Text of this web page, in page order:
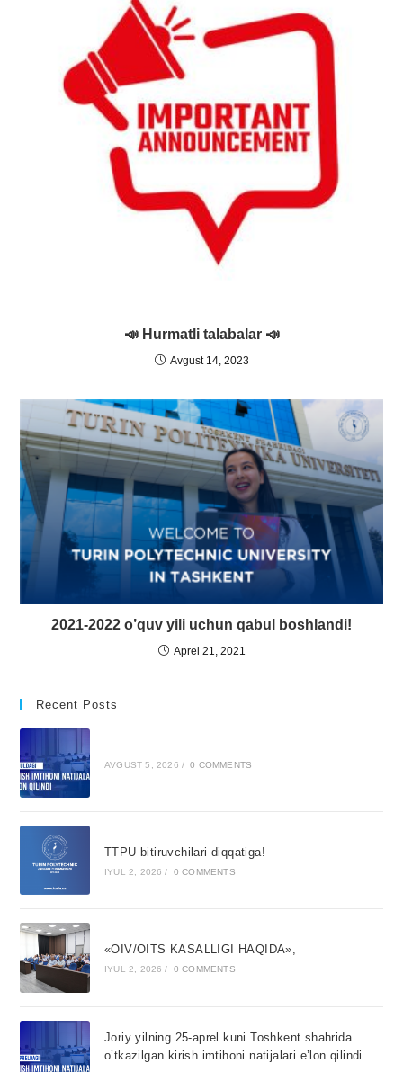
📣 Hurmatli talabalar 📣
Avgust 14, 2023
2021-2022 o’quv yili uchun qabul boshlandi!
Aprel 21, 2021
Recent Posts
AVGUST 5, 2026 / 0 COMMENTS
TTPU bitiruvchilari diqqatiga!
IYUL 2, 2026 / 0 COMMENTS
«OIV/OITS KASALLIGI HAQIDA»,
IYUL 2, 2026 / 0 COMMENTS
Joriy yilning 25-aprel kuni Toshkent shahrida
o’tkazilgan kirish imtihoni natijalari e’lon qilindi